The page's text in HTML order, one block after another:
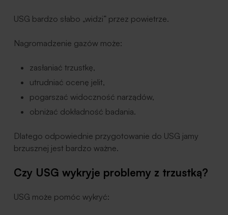
USG bardzo słabo „widzi” przez powietrze.
Nagromadzenie gazów może:
zasłaniać trzustkę,
utrudniać ocenę jelit,
pogarszać widoczność narządów,
obniżać dokładność badania.
Dlatego odpowiednie przygotowanie do USG jamy
brzusznej jest bardzo ważne.
Czy USG wykryje problemy z trzustką?
USG może pomóc wykryć: